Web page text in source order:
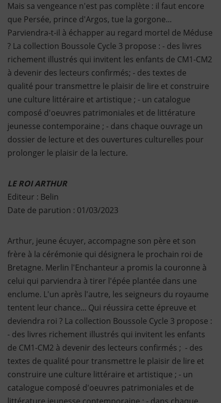
Mais sa vengeance n'est pas complète : il faut encore
que Persée, prince d'Argos, tue la gorgone...
Parviendra-t-il à échapper au regard mortel de Méduse
? La collection Boussole Cycle 3 propose : - des livres
richement illustrés qui invitent les enfants de CM1-CM2
à devenir des lecteurs confirmés; - des textes de
qualité pour transmettre le plaisir de lire et construire
une culture littéraire et artistique ; - un catalogue
composé d'oeuvres patrimoniales et de littérature
jeunesse contemporaine ; - dans chaque ouvrage un
dossier de lecture et des ouvertures culturelles pour
prolonger le plaisir de la lecture.
LE ROI ARTHUR
Editeur : Belin
Date de parution : 01/03/2023
Arthur, jeune écuyer, accompagne son père et son
frère à la cérémonie qui désignera le prochain roi de
Bretagne. Merlin l'Enchanteur a promis la couronne à
celui qui parviendra à tirer l'épée plantée dans une
enclume. L'un après l'autre, les seigneurs du royaume
tentent leur chance... Qui réussira cette épreuve et
deviendra roi ? La collection Boussole Cycle 3 propose :
- des livres richement illustrés qui invitent les enfants
de CM1-CM2 à devenir des lecteurs confirmés ; - des
textes de qualité pour transmettre le plaisir de lire et
construire une culture littéraire et artistique ; - un
catalogue composé d'oeuvres patrimoniales et de